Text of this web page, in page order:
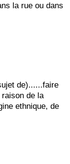
la rue ou dans
de)......faire
de la
ethnique, de